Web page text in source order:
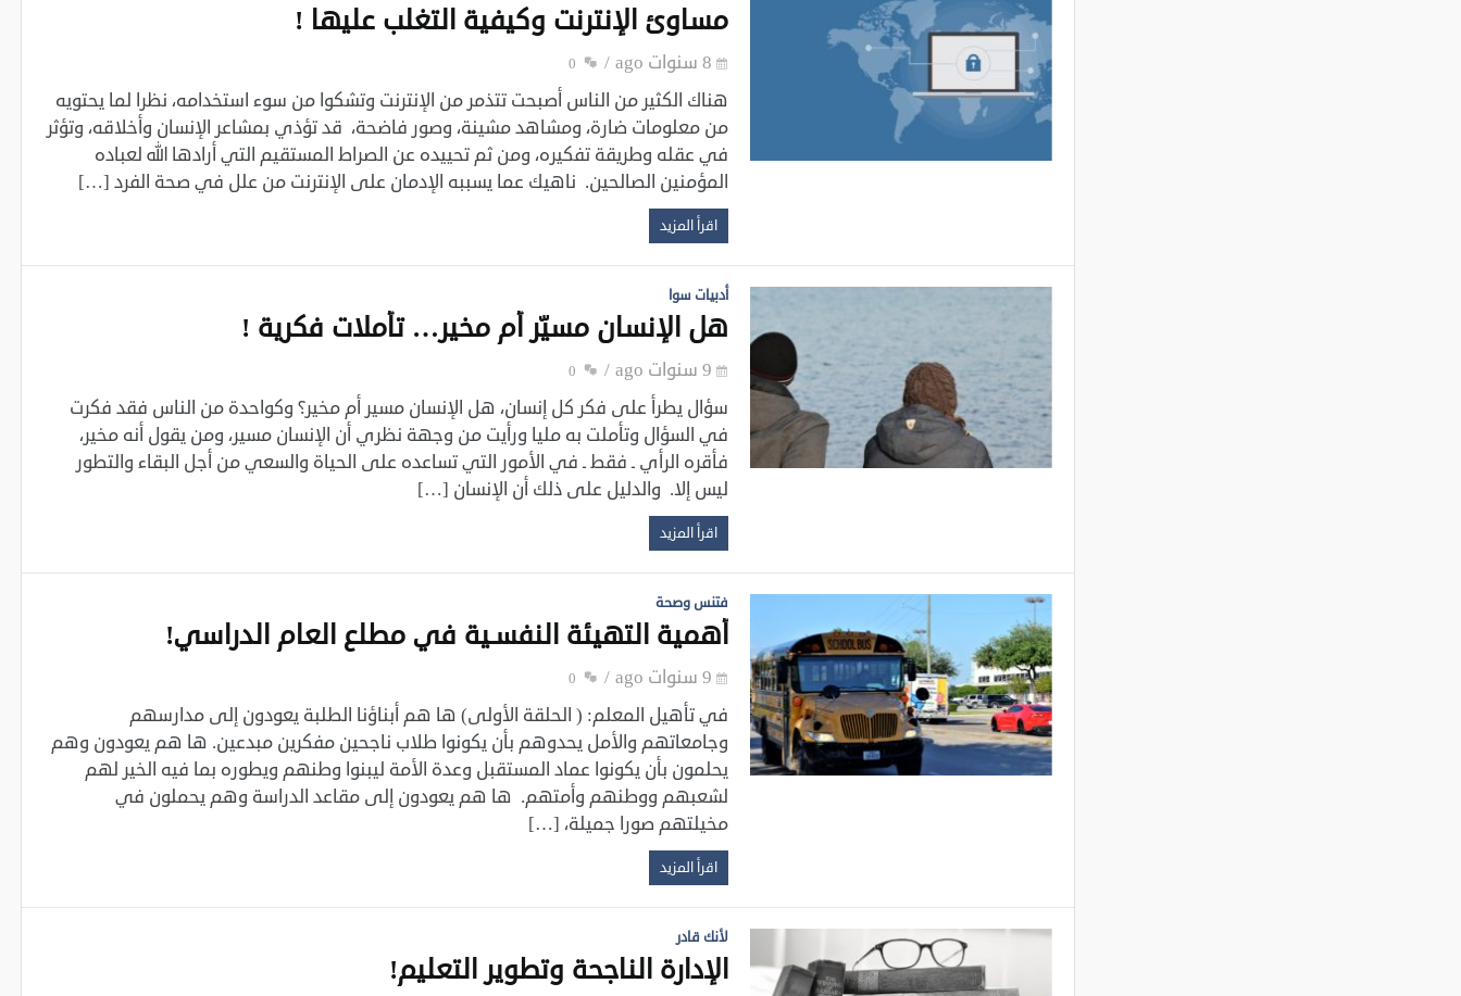
مساوئ الإنترنت وكيفية التغلب عليها !‏
8 سنوات ago 0
هناك الكثير من الناس أصبحت تتذمر من الإنترنت وتشكوا من سوء استخدامه، نظرا لما يحتويه
من ‏معلومات ضارة، ومشاهد مشينة، وصور فاضحة، قد تؤذي بمشاعر الإنسان وأخلاقه، وتؤثر
في عقله وطريقة ‏تفكيره، ومن ثم تحييده عن الصراط المستقيم التي أرادها الله لعباده
المؤمنين الصالحين. ناهيك عما يسببه ‏الإدمان على الإنترنت من علل في صحة الفرد […]
اقرأ المزيد
أدبيات سوا
هل الإنسان مسيّر أم مخير… تأملات فكرية !‏
9 سنوات ago 0
سؤال يطرأ على فكر كل إنسان، هل الإنسان مسير أم مخير؟ وكواحدة من الناس فقد فكرت
في السؤال ‏وتأملت به مليا ورأيت من وجهة نظري أن الإنسان مسير، ومن يقول أنه مخير،
فأقره الرأي ـ فقط ـ في الأمور ‏التي تساعده على الحياة والسعي من أجل البقاء والتطور
ليس إلا. والدليل على ذلك أن الإنسان […]
اقرأ المزيد
فتنس وصحة
أهمية التهيئة النفسـية في مطلع العام الدراسي!‏
9 سنوات ago 0
في تأهيل المعلم‎:‎‏ ( الحلقة الأولى)‏ ها هم أبناؤنا الطلبة يعودون إلى مدارسهم
وجامعاتهم والأمل يحدوهم بأن يكونوا طلاب ناجحين مفكرين ‏مبدعين. ها هم يعودون وهم
يحلمون بأن يكونوا عماد المستقبل وعدة الأمة ليبنوا وطنهم ويطوره بما فيه الخير لهم
‏لشعبهم ووطنهم وأمتهم. ها هم يعودون إلى مقاعد الدراسة وهم يحملون في
مخيلتهم صورا جميلة، […]
اقرأ المزيد
لأنك قادر
الإدارة الناجحة وتطوير التعليم!‏